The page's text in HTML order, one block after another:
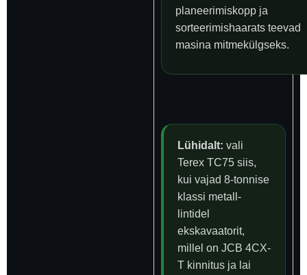
planeerimiskopp ja
sorteerimishaarats teevad
masina mitmekülgseks.
Lühidalt: vali
Terex TC75 siis,
kui vajad 8-tonnise
klassi metall-
lintidel
ekskavaatorit,
millel on JCB 4CX-
T kinnitus ja lai